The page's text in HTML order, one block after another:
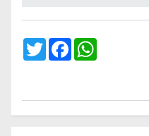
Twitter
FacebookWhatsApp